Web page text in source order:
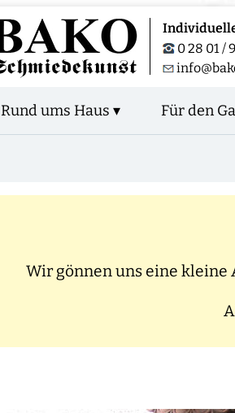
0 28 01 /
Rund ums Haus ▾ Für den
Wir gönnen uns eine kleine